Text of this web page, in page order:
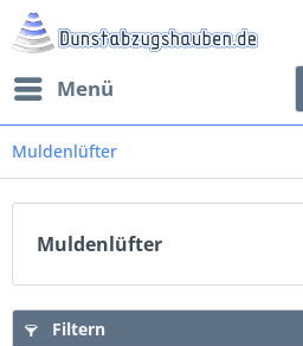
Menü
Muldenlüfter
Muldenlüfter
Filtern